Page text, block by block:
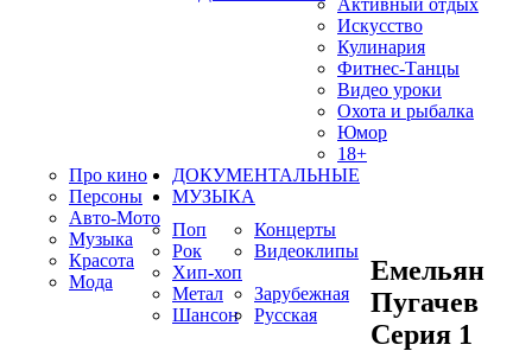
Активный отдых
Искусство
Кулинария
Фитнес-Танцы
Видео уроки
Охота и рыбалка
Юмор
18+
Про кино
Персоны
Авто-Мото
Музыка
Красота
Мода
ДОКУМЕНТАЛЬНЫЕ
МУЗЫКА
Поп
Рок
Хип-хоп
Метал
Шансон
Концерты
Видеоклипы
Зарубежная
Русская
Емельян
Пугачев
Серия 1